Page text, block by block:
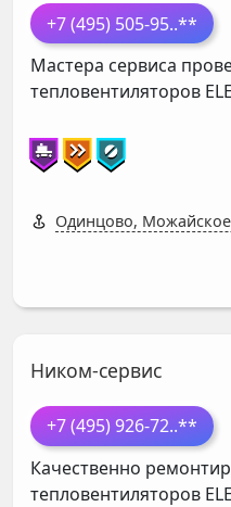
+7 (495) 505-95..**
Мастера сервиса
тепловентиляторов
Одинцово,
Ником-сервис
+7 (495) 926-72..**
Качественно
тепловентиляторов